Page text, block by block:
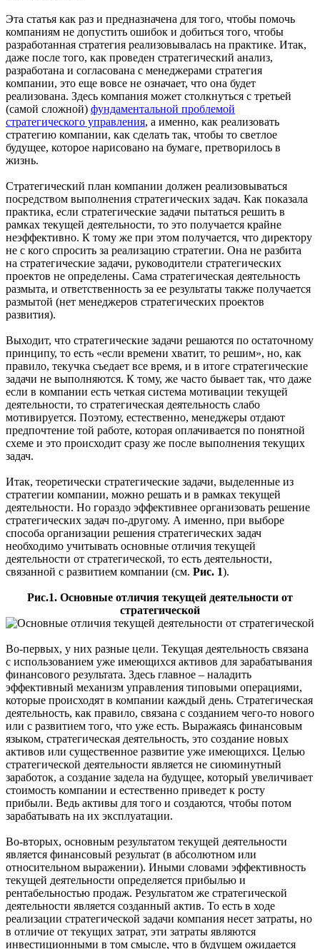
Эта статья как раз и предназначена для того, чтобы помочь
компаниям не допустить ошибок и добиться того, чтобы
разработанная стратегия реализовывалась на практике. Итак,
даже после того, как проведен стратегический анализ,
разработана и согласована с менеджерами стратегия
компании, это еще вовсе не означает, что она будет
реализована. Здесь компания может столкнуться с третьей
(самой сложной) фундаментальной проблемой
стратегического управления, а именно, как реализовать
стратегию компании, как сделать так, чтобы то светлое
будущее, которое нарисовано на бумаге, претворилось в
жизнь.
Стратегический план компании должен реализовываться
посредством выполнения стратегических задач. Как показала
практика, если стратегические задачи пытаться решить в
рамках текущей деятельности, то это получается крайне
неэффективно. К тому же при этом получается, что директору
не с кого спросить за реализацию стратегии. Она не разбита
на стратегические задачи, руководители стратегических
проектов не определены. Сама стратегическая деятельность
размыта, и ответственность за ее результаты также получается
размытой (нет менеджеров стратегических проектов
развития).
Выходит, что стратегические задачи решаются по остаточному
принципу, то есть «если времени хватит, то решим», но, как
правило, текучка съедает все время, и в итоге стратегические
задачи не выполняются. К тому, же часто бывает так, что даже
если в компании есть четкая система мотивации текущей
деятельности, то стратегическая деятельность слабо
мотивируется. Поэтому, естественно, менеджеры отдают
предпочтение той работе, которая оплачивается по понятной
схеме и это происходит сразу же после выполнения текущих
задач.
Итак, теоретически стратегические задачи, выделенные из
стратегии компании, можно решать и в рамках текущей
деятельности. Но гораздо эффективнее организовать решение
стратегических задач по-другому. А именно, при выборе
способа организации решения стратегических задач
необходимо учитывать основные отличия текущей
деятельности от стратегической, то есть деятельности,
связанной с развитием компании (см. Рис. 1).
Рис.1. Основные отличия текущей деятельности от
стратегической
Во-первых, у них разные цели. Текущая деятельность связана
с использованием уже имеющихся активов для зарабатывания
финансового результата. Здесь главное – наладить
эффективный механизм управления типовыми операциями,
которые происходят в компании каждый день. Стратегическая
деятельность, как правило, связана с созданием чего-то нового
или с развитием того, что уже есть. Выражаясь финансовым
языком, стратегическая деятельность, это создание новых
активов или существенное развитие уже имеющихся. Целью
стратегической деятельности является не сиюминутный
заработок, а создание задела на будущее, который увеличивает
стоимость компании и естественно приведет к росту
прибыли. Ведь активы для того и создаются, чтобы потом
зарабатывать на их эксплуатации.
Во-вторых, основным результатом текущей деятельности
является финансовый результат (в абсолютном или
относительном выражении). Иными словами эффективность
текущей деятельности определяется прибылью и
рентабельностью продаж. Результатом же стратегической
деятельности является созданный актив. То есть в ходе
реализации стратегической задачи компания несет затраты, но
в отличие от текущих затрат, эти затраты являются
инвестиционными в том смысле, что в будущем ожидается